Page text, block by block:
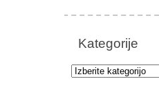
Kategorije
Kategorije